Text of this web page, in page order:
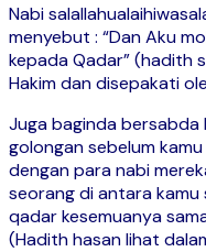
Nabi
menyebut : “Dan Aku
kepada Qadar” (hadith
Hakim dan disepakati
Juga baginda bersabda
golongan sebelum
dengan para nabi
seorang di antara
qadar kesemuanya
(Hadith hasan lihat